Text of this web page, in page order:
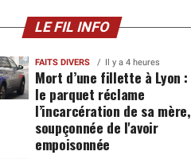
LE FIL INFO
FAITS DIVERS Il y a 4 heures
Mort d’une fillette à Lyon :
le parquet réclame
l’incarcération de sa mère,
soupçonnée de l'avoir
empoisonnée